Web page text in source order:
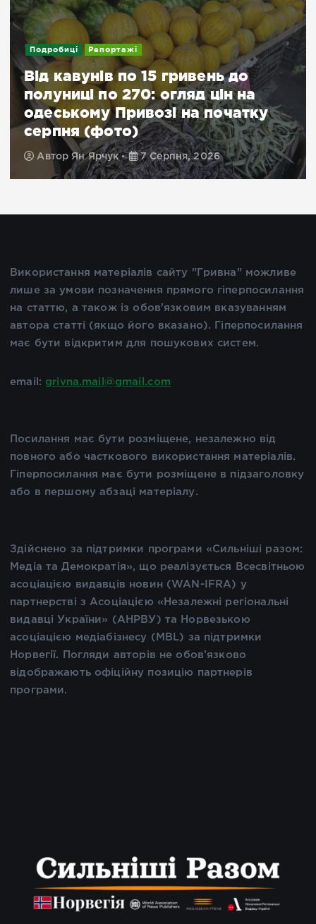
Подробиці Репортажі
Від кавунів по 15 гривень до
полуниці по 270: огляд цін на
одеському Привозі на початку
серпня (фото)
Автор Ян Ярчук 7 Серпня, 2026
Використання матеріалів сайту "Гривна" можливе
лише за умови позначення прямого гіперпосилання
на статтю, а також із обов'язковим вказуванням
автора статті (якщо його вказано). Гіперпосилання
має бути відкритим для пошукових систем.
email: grivna.mail@gmail.com
Посилання має бути розміщене, незалежно від
повного або часткового використання матеріалів.
Гіперпосилання має бути розміщене в підзаголовку
або в першому абзаці матеріалу.
Здійснено за підтримки програми «Сильніші разом:
Медіа та Демократія», що реалізується Всесвітньою
асоціацією видавців новин (WAN-IFRA) у
партнерстві з Асоціацією «Незалежні регіональні
видавці України» (АНРВУ) та Норвезькою
асоціацією медіабізнесу (MBL) за підтримки
Норвегії. Погляди авторів не обов’язково
відображають офіційну позицію партнерів
програми.